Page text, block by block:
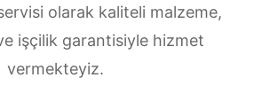
olarak kaliteli malzeme,
işçilik garantisiyle hizmet
vermekteyiz.